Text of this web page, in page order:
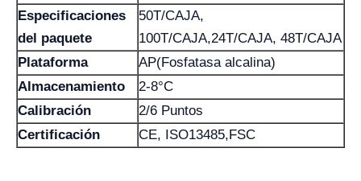
Especificaciones
del paquete
50T/CAJA,
100T/CAJA,24T/CAJA, 48T/CAJA
Plataforma
AP(Fosfatasa alcalina)
Almacenamiento
2-8°C
Calibración
2/6 Puntos
Certificación
CE, ISO13485,FSC